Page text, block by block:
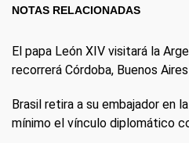
NOTAS RELACIONADAS
El papa León XIV visitará la
recorrerá Córdoba, Buenos
Brasil retira a su embajador en
mínimo el vínculo diplomático